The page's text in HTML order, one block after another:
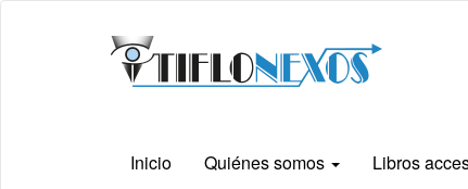
Inicio Quiénes somos Libros